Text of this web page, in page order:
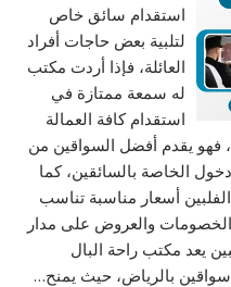
استقدام سائق خاص
لتلبية بعض حاجات أفراد
العائلة، فإذا أردت مكتب
له سمعة ممتازة في
استقدام كافة العمالة
فهو يقدم أفضل السواقين من
الخاصة بالسائقين، كما
أسعار مناسبة تناسب
الخصومات والعروض على مدار
يعد مكتب راحة البال
بالرياض، حيث يمنح…